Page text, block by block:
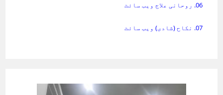
06. روحانی علاج ویب سائٹ
07. نکاح (شادی) ویب سائٹ